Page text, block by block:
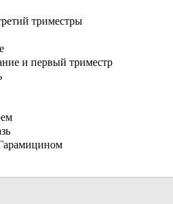
триместры
и первый триместр